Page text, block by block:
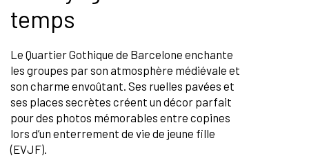
temps
Le Quartier Gothique de Barcelone enchante
les groupes par son atmosphère médiévale et
son charme envoûtant. Ses ruelles pavées et
ses places secrètes créent un décor parfait
pour des photos mémorables entre copines
lors d’un enterrement de vie de jeune fille
(EVJF).